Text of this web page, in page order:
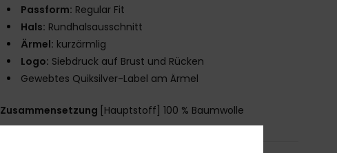
Passform: Regular Fit
Hals: Rundhalsausschnitt
Ärmel: kurzärmlig
Logo: Siebdruck auf Brust und Rücken
Gewebtes Quiksilver-Label am Ärmel
Zusammensetzung [Hauptstoff] 100 % Baumwolle